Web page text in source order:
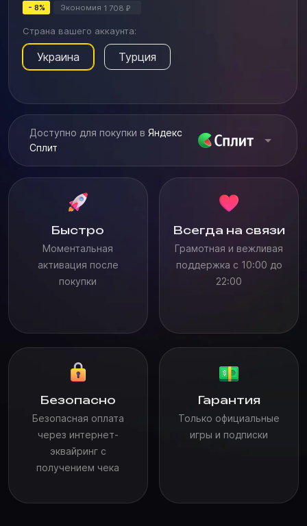
- 8% Экономия 1 708 ₽
Страна вашего аккаунта:
Украина Турция
Доступно для покупки в Яндекс
Сплит
Быстро
Моментальная
активация после
покупки
Всегда на связи
Грамотная и вежливая
поддержка с 10:00 до
22:00
Безопасно
Безопасная оплата
через интернет-
эквайринг с
получением чека
Гарантия
Только официальные
игры и подписки